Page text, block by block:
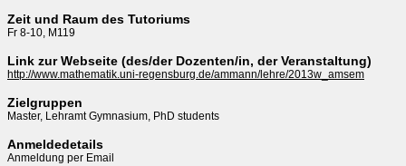
Zeit und Raum des Tutoriums
Fr 8-10, M119
Link zur Webseite (des/der Dozenten/in, der Veranstaltung)
http://www.mathematik.uni-regensburg.de/ammann/lehre/2013w_amsem
Zielgruppen
Master, Lehramt Gymnasium, PhD students
Anmeldedetails
Anmeldung per Email